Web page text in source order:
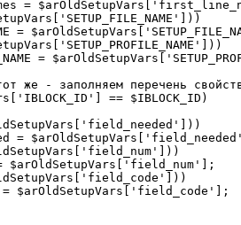
=
=
же - заполняем перечень
== $IBLOCK_ID)